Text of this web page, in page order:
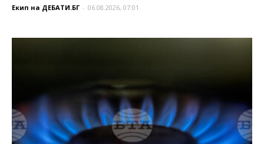
Екип на ДЕБАТИ.БГ - 06.08.2026, 07:01